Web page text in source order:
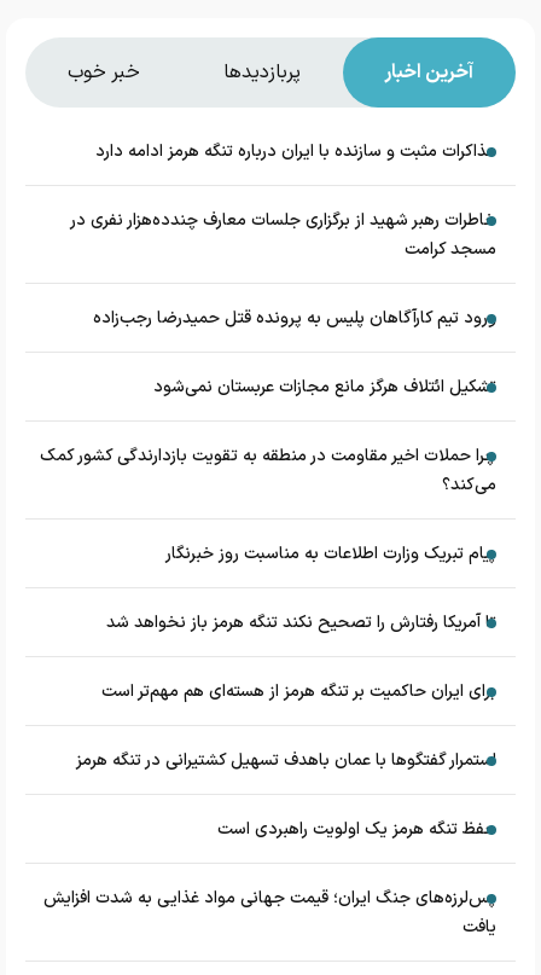
آخرین اخبار پربازدیدها خبر خوب
مذاکرات مثبت و سازنده با ایران درباره تنگه هرمز ادامه دارد
خاطرات رهبر شهید از برگزاری جلسات معارف چندده‌هزار نفری در
مسجد کرامت
ورود تیم کارآگاهان پلیس به پرونده قتل حمیدرضا رجب‌زاده
تشکیل ائتلاف هرگز مانع مجازات عربستان نمی‌شود
چرا حملات اخیر مقاومت در منطقه به تقویت بازدارندگی کشور کمک
می‌کند؟
پیام تبریک وزارت اطلاعات به مناسبت روز خبرنگار
تا آمریکا رفتارش را تصحیح نکند تنگه هرمز باز نخواهد شد
برای ایران حاکمیت بر تنگه هرمز از هسته‌ای هم مهم‌تر است
استمرار گفتگوها با عمان باهدف تسهیل کشتیرانی در تنگه هرمز
حفظ تنگه هرمز یک اولویت راهبردی است
پس‌لرزه‌های جنگ ایران؛ قیمت جهانی مواد غذایی به شدت افزایش
یافت